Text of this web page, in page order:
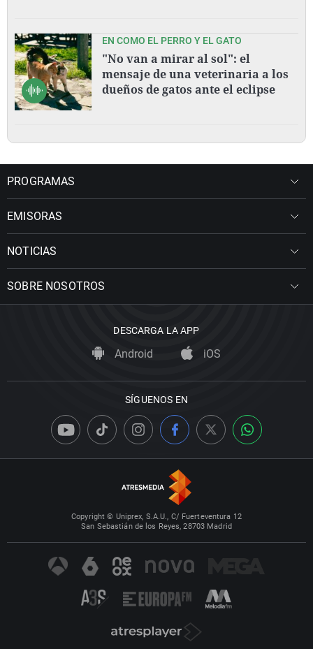
EN COMO EL PERRO Y EL GATO
"No van a mirar al sol": el
mensaje de una veterinaria a los
dueños de gatos ante el eclipse
PROGRAMAS
EMISORAS
NOTICIAS
SOBRE NOSOTROS
DESCARGA LA APP
Android iOS
SÍGUENOS EN
Copyright © Uniprex, S.A.U., C/ Fuerteventura 12
San Sebastián de los Reyes, 28703 Madrid